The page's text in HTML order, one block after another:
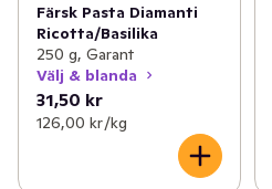
Färsk Pasta Diamanti
Ricotta/Basilika
250 g, Garant
Välj & blanda
31,50 kr
126,00 kr /kg